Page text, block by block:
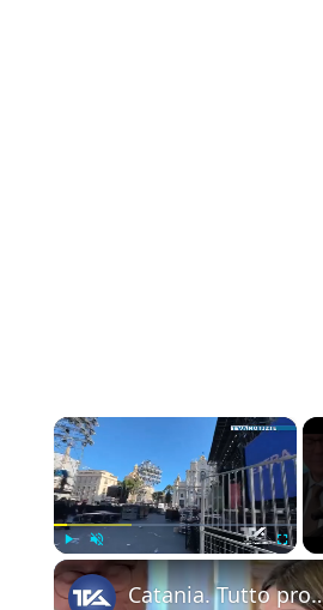
×
Unmute Fullscreen
Catania. Tutto pronto per festeggiare